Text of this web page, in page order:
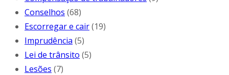
Conselhos (68)
Escorregar e cair(19)
Imprudência (5)
Lei de trânsito (5)
Lesões (7)